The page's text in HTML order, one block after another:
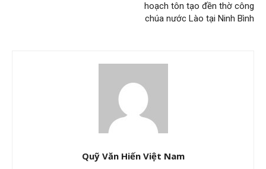
hoạch tôn tạo đền thờ công
chúa nước Lào tại Ninh Bình
Quỹ Văn Hiến Việt Nam